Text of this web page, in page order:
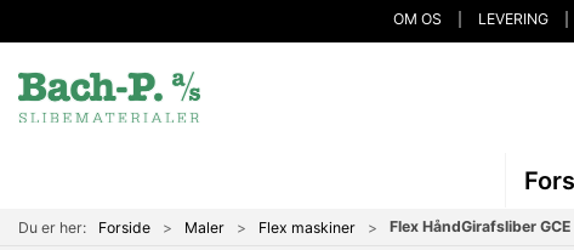
OM OS LEVERING
Du er her: Forside Maler Flex maskiner Flex HåndGirafsliber